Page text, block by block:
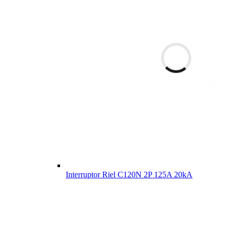
Interruptor Riel C120N 2P 125A 20kA